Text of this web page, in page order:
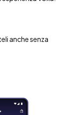
anche senza